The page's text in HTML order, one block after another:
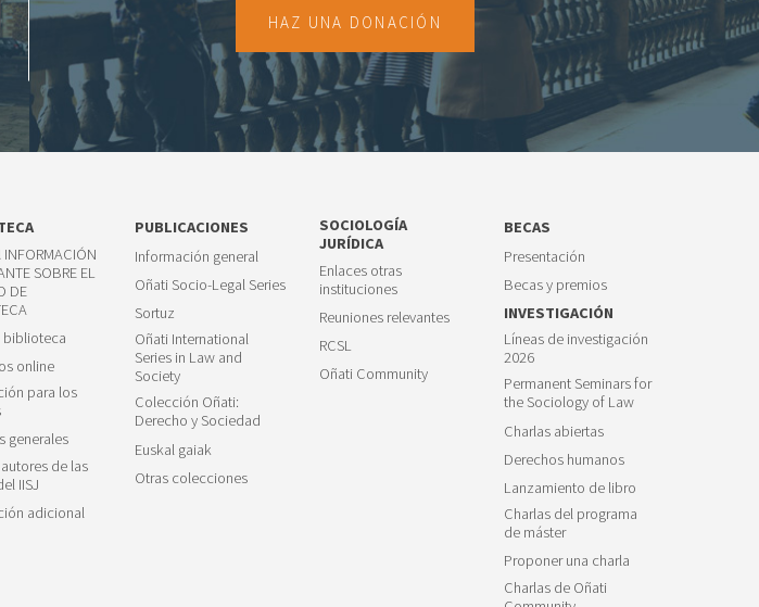
HAZ UNA DONACIÓN
INFORMACIÓN
SOBRE EL
DE
biblioteca
online
para los
generales
de las
IISJ
adicional
PUBLICACIONES
Información general
Oñati Socio-Legal Series
Sortuz
Oñati International
Series in Law and
Society
Colección Oñati:
Derecho y Sociedad
Euskal gaiak
Otras colecciones
SOCIOLOGÍA
JURÍDICA
Enlaces otras
instituciones
Reuniones relevantes
RCSL
Oñati Community
BECAS
Presentación
Becas y premios
INVESTIGACIÓN
Líneas de investigación
2026
Permanent Seminars for
the Sociology of Law
Charlas abiertas
Derechos humanos
Lanzamiento de libro
Charlas del programa
de máster
Proponer una charla
Charlas de Oñati